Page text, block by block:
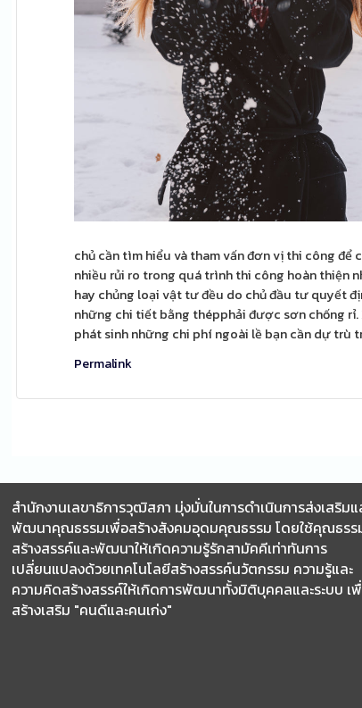
chủ cần tìm hiểu và tham vấn đơn vị thi công
nhiều rủi ro trong quá trình thi công hoàn thiện
hay chủng loại vật tư đều do chủ đầu tư quyết
những chi tiết bằng thépphải được sơn chống
phát sinh những chi phí ngoài lề bạn cần dự trù
Permalink
สำนักงานเลขาธิการวุฒิสภา มุ่งมั่นในการดำเนินการส่งเสริมแ
พัฒนาคุณธรรมเพื่อสร้างสังคมอุดมคุณธรรม โดยใช้คุณธรร
สร้างสรรค์และพัฒนาให้เกิดความรู้รักสามัคคีเท่าทันการ
เปลี่ยนแปลงด้วยเทคโนโลยีสร้างสรรค์นวัตกรรม ความรู้และ
ความคิดสร้างสรรค์ให้เกิดการพัฒนาทั้งมิติบุคคลและระบบ เ
สร้างเสริม "คนดีและคนเก่ง"